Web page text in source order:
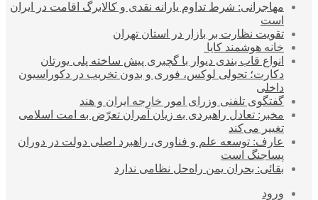
مهاجرانی: شرط تداوم یارانه نقدی و کالابرگ اقامت در ایران
است
تقویت نظارت بر بازار در استان تهران
خانه هوشمند کایا
انواع قاب بندی دیوار با گچبری پیش ساخته پلی یورتان
دکارت؛ تحولی لوکس، فوری و بدون تخریب در دکوراسیون
داخلی
گفتگوی تلفنی وزرای امور خارجه ایران و هند
مخبر: تعادل راهبردی به زیان آمران تعرّض به امت اسلامی
تغییر می‌کند
عارف: توسعه علم و فناوری، راهبرد اصلی دولت در دوران
پساجنگ است
بقائی: بحران یمن راه‌حل نظامی ندارد
ورود